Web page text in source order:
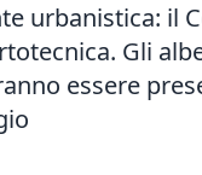
urbanistica: il
Gli
essere